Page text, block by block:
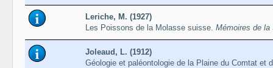
Leriche, M. (1927)
Les Poissons de la Molasse suisse. Mémoires de la
Joleaud, L. (1912)
Géologie et paléontologie de la Plaine du Comtat et